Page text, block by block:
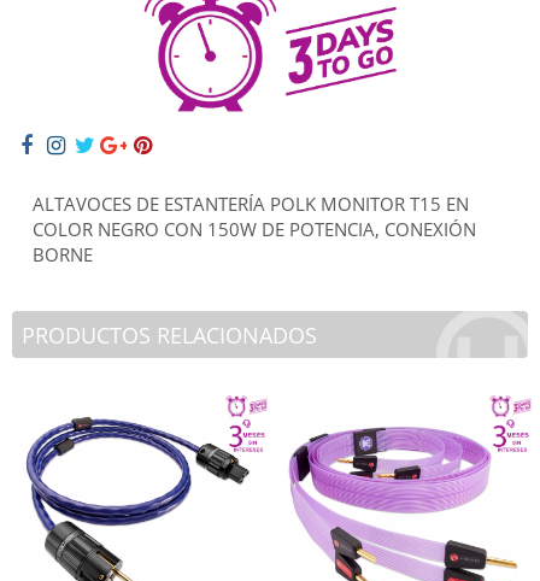
ALTAVOCES DE ESTANTERÍA POLK MONITOR T15 EN
COLOR NEGRO CON 150W DE POTENCIA, CONEXIÓN
BORNE
PRODUCTOS RELACIONADOS